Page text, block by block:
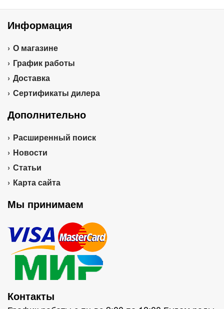
Информация
О магазине
График работы
Доставка
Сертификаты дилера
Дополнительно
Расширенный поиск
Новости
Статьи
Карта сайта
Мы принимаем
Контакты